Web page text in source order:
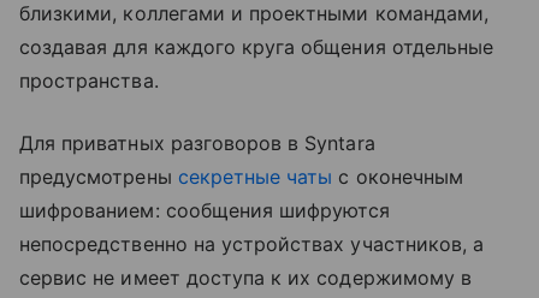
близкими, коллегами и проектными командами,
создавая для каждого круга общения отдельные
пространства.
Для приватных разговоров в Syntara
предусмотрены секретные чаты с оконечным
шифрованием: сообщения шифруются
непосредственно на устройствах участников, а
сервис не имеет доступа к их содержимому в